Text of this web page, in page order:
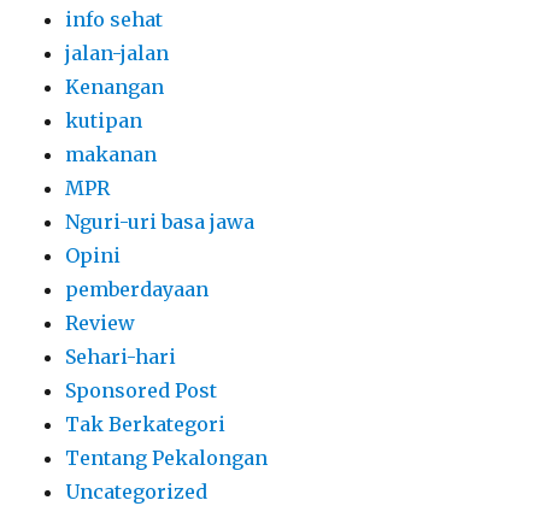
info sehat
jalan-jalan
Kenangan
kutipan
makanan
MPR
Nguri-uri basa jawa
Opini
pemberdayaan
Review
Sehari-hari
Sponsored Post
Tak Berkategori
Tentang Pekalongan
Uncategorized